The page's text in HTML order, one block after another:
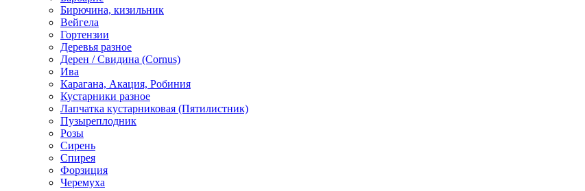
Бирючина, кизильник
Вейгела
Гортензии
Деревья разное
Дерен / Свидина (Cornus)
Ива
Карагана, Акация, Робиния
Кустарники разное
Лапчатка кустарниковая (Пятилистник)
Пузыреплодник
Розы
Сирень
Спирея
Форзиция
Черемуха